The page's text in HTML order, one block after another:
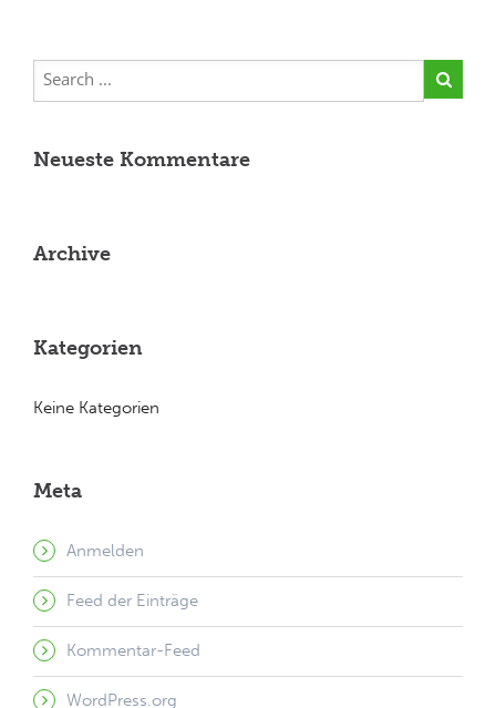
Neueste Kommentare
Archive
Kategorien
Keine Kategorien
Meta
Anmelden
Feed der Einträge
Kommentar-Feed
WordPress.org